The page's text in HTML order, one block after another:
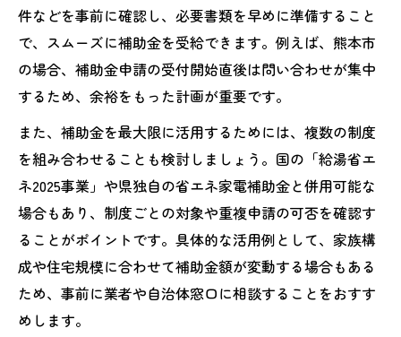
件などを事前に確認し、必要書類を早めに準備すること
で、スムーズに補助金を受給できます。例えば、熊本市
の場合、補助金申請の受付開始直後は問い合わせが集中
するため、余裕をもった計画が重要です。
また、補助金を最大限に活用するためには、複数の制度
を組み合わせることも検討しましょう。国の「給湯省エ
ネ2025事業」や県独自の省エネ家電補助金と併用可能な
場合もあり、制度ごとの対象や重複申請の可否を確認す
ることがポイントです。具体的な活用例として、家族構
成や住宅規模に合わせて補助金額が変動する場合もある
ため、事前に業者や自治体窓口に相談することをおすす
めします。